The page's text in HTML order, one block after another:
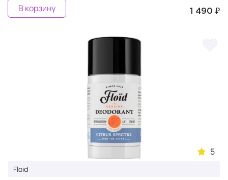
1 490 ₽
В корзину
5
Floid